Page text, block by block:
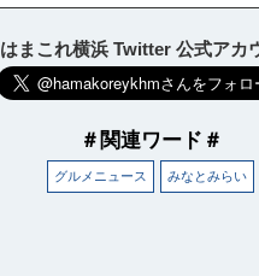
はまこれ横浜 Twitter 公式アカ
＃関連ワード＃
グルメニュース みなとみらい